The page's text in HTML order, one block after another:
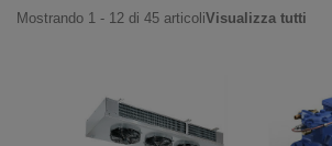
Mostrando 1 - 12 di 45 articoliVisualizza tutti